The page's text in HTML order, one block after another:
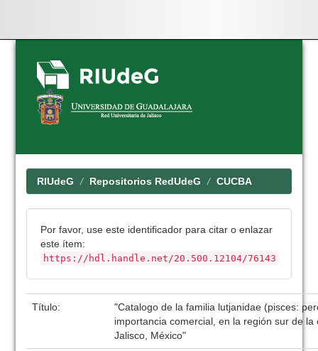
Skip
navigation
RIUdeG Repositorios RedUdeG CUCBA
Por favor, use este identificador para citar o enlazar
este ítem:
https://hdl.handle.net/20.500.12104/76143
Título:
"Catalogo de la familia lutjanidae (pisces:
importancia comercial, en la región sur de la
Jalisco, México"